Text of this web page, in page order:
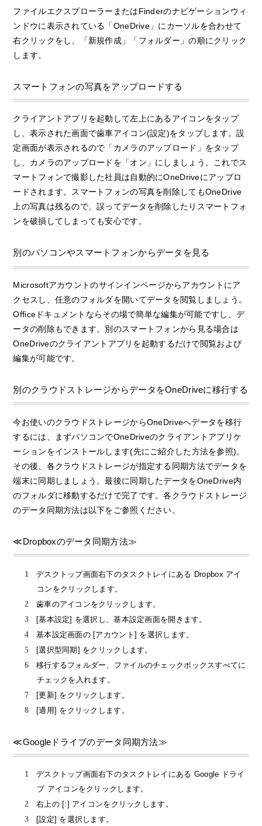
ファイルエクスプローラーまたはFinderのナビゲーションウィ
ンドウに表示されている「OneDrive」にカーソルを合わせて
右クリックをし、「新規作成」「フォルダー」の順にクリック
します。
スマートフォンの写真をアップロードする
クライアントアプリを起動して左上にあるアイコンをタップ
し、表示された画面で歯車アイコン(設定)をタップします。設
定画面が表示されるので「カメラのアップロード」をタップ
し、カメラのアップロードを「オン」にしましょう。これでス
マートフォンで撮影した社員は自動的にOneDriveにアップロ
ードされます。スマートフォンの写真を削除してもOneDrive
上の写真は残るので、誤ってデータを削除したりスマートフォ
ンを破損してしまっても安心です。
別のパソコンやスマートフォンからデータを見る
Microsoftアカウントのサインインページからアカウントにア
クセスし、任意のフォルダを開いてデータを閲覧しましょう。
Officeドキュメントならその場で簡単な編集が可能ですし、デ
ータの削除もできます。別のスマートフォンから見る場合は
OneDriveのクライアントアプリを起動するだけで閲覧および
編集が可能です。
別のクラウドストレージからデータをOneDriveに移行する
今お使いのクラウドストレージからOneDriveへデータを移行
するには、まずパソコンでOneDriveのクライアントアプリケ
ーションをインストールします(先にご紹介した方法を参照)。
その後、各クラウドストレージが指定する同期方法でデータを
端末に同期しましょう。最後に同期したデータをOneDrive内
のフォルダに移動するだけで完了です。各クラウドストレージ
のデータ同期方法は以下をご参照ください。
≪Dropboxのデータ同期方法≫
デスクトップ画面右下のタスクトレイにある Dropbox アイ
コンをクリックします。
歯車のアイコンをクリックします。
[基本設定] を選択し、基本設定画面を開きます。
基本設定画面の [アカウント] を選択します。
[選択型同期] をクリックします。
移行するフォルダー、ファイルのチェックボックスすべてに
チェックを入れます。
[更新] をクリックします。
[適用] をクリックします。
≪Googleドライブのデータ同期方法≫
デスクトップ画面右下のタスクトレイにある Google ドライ
ブ アイコンをクリックします。
右上の [:] アイコンをクリックします。
[設定] を選択します。